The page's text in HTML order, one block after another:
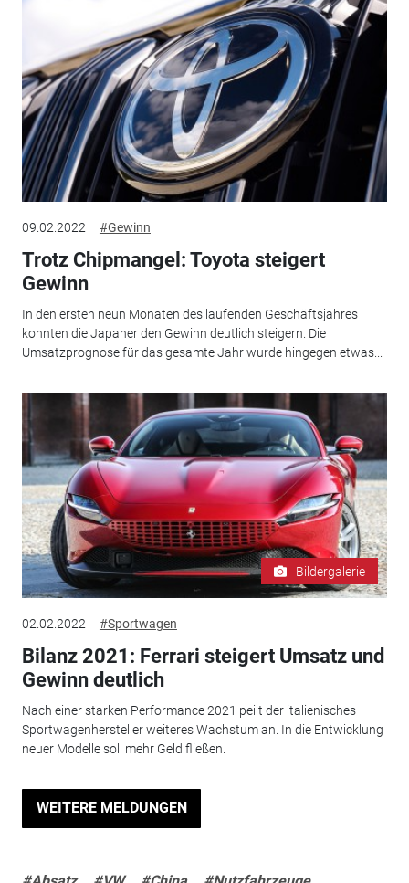
09.02.2022 #Gewinn
Trotz Chipmangel: Toyota steigert
Gewinn
In den ersten neun Monaten des laufenden Geschäftsjahres
konnten die Japaner den Gewinn deutlich steigern. Die
Umsatzprognose für das gesamte Jahr wurde hingegen etwas...
Bildergalerie
02.02.2022 #Sportwagen
Bilanz 2021: Ferrari steigert Umsatz und
Gewinn deutlich
Nach einer starken Performance 2021 peilt der italienisches
Sportwagenhersteller weiteres Wachstum an. In die Entwicklung
neuer Modelle soll mehr Geld fließen.
WEITERE MELDUNGEN